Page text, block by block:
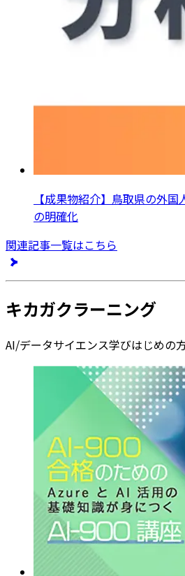
【成果物紹介】鳥取県の外
の明確化
関連記事一覧はこちら
キカガクラーニング
AI/データサイエンス学びはじめの